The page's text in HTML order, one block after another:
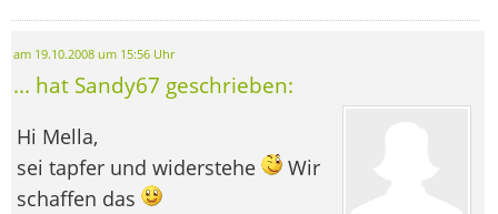
am 19.10.2008 um 15:56 Uhr
... hat Sandy67 geschrieben:
Hi Mella,
sei tapfer und widerstehe
Wir
schaffen das